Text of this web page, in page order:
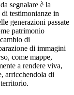
segnalare è la
testimonianze in
generazioni passate
patrimonio
di
di immagini
come mappe,
a rendere viva,
arricchendola di